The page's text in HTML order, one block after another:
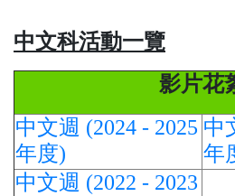
中文科活動一覽
影片花
中文週 (2024 - 2025
年度)
中
年
中文週 (2022 - 2023